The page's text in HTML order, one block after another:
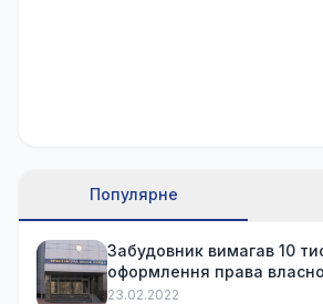
Популярне
Забудовник вимагав 10
оформлення права
куплену квартиру
23.02.2022